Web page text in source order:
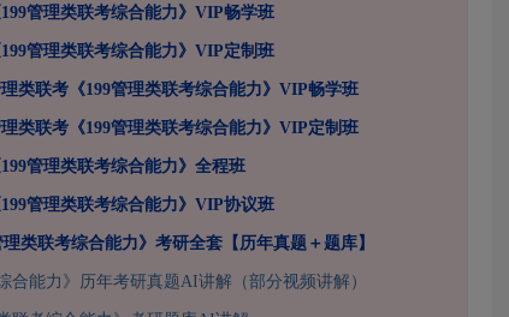
管理类联考综合能力》VIP畅学班
管理类联考综合能力》VIP定制班
理类联考《199管理类联考综合能力》VIP畅学班
理类联考《199管理类联考综合能力》VIP定制班
管理类联考综合能力》全程班
管理类联考综合能力》VIP协议班
类联考综合能力》考研全套【历年真题＋题库】
合能力》历年考研真题AI讲解（部分视频讲解）